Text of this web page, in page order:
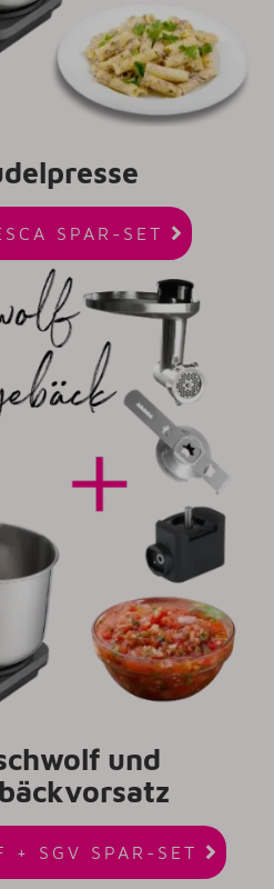

SPAR-SET
und

+ SGV SPAR-SET